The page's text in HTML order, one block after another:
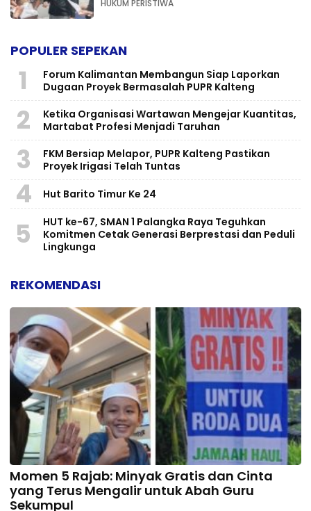
HUKUM PERISTIWA
POPULER SEPEKAN
1
Forum Kalimantan Membangun Siap Laporkan
Dugaan Proyek Bermasalah PUPR Kalteng
2
Ketika Organisasi Wartawan Mengejar Kuantitas,
Martabat Profesi Menjadi Taruhan
3
FKM Bersiap Melapor, PUPR Kalteng Pastikan
Proyek Irigasi Telah Tuntas
4 Hut Barito Timur Ke 24
5
HUT ke-67, SMAN 1 Palangka Raya Teguhkan
Komitmen Cetak Generasi Berprestasi dan Peduli
Lingkunga
REKOMENDASI
Momen 5 Rajab: Minyak Gratis dan Cinta
yang Terus Mengalir untuk Abah Guru
Sekumpul